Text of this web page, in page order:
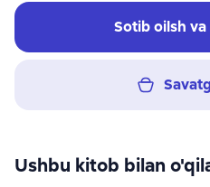
Sotib oilsh
Ushbu kitob bilan